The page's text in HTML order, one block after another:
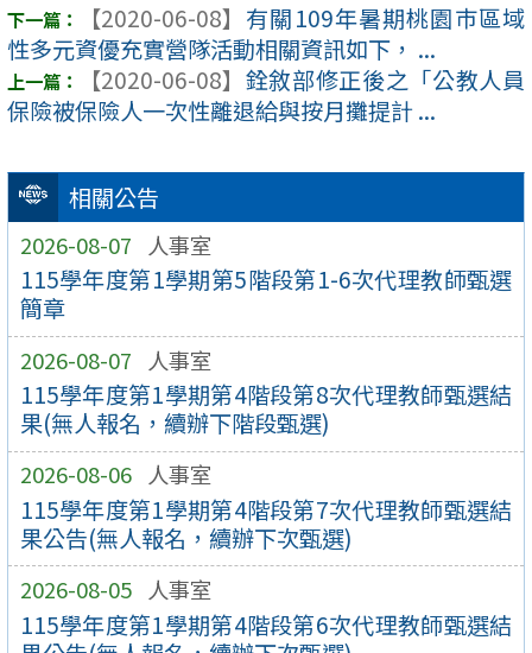
相關公告
2026-08-07 人事室
115學年度第1學期第5階段第1-6次代理教師甄選
簡章
2026-08-07 人事室
115學年度第1學期第4階段第8次代理教師甄選結
果(無人報名，續辦下階段甄選)
2026-08-06 人事室
115學年度第1學期第4階段第7次代理教師甄選結
果公告(無人報名，續辦下次甄選)
2026-08-05 人事室
115學年度第1學期第4階段第6次代理教師甄選結
【2020-06-08】 有關109年暑期桃園巿區域
性多元資優充實營隊活動相關資訊如下， ...
【2020-06-08】 銓敘部修正後之「公教人員
保險被保險人一次性離退給與按月攤提計 ...